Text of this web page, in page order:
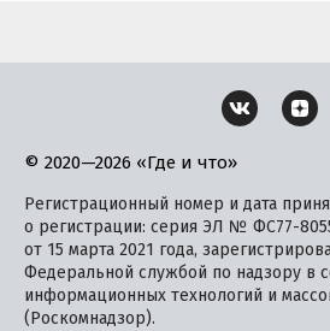
© 2020—2026 «Где и что»
Регистрационный номер и дата
о регистрации: серия ЭЛ № ФС77-
от 15 марта 2021 года,
Федеральной службой по надзору в
информационных технологий и
(Роскомнадзор).